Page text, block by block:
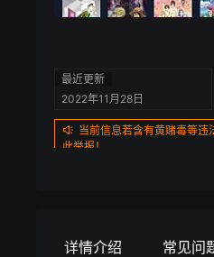
最近更新
2022年11月28日
当前信息若含有黄赌毒等违
此举报！
详情介绍 常见问